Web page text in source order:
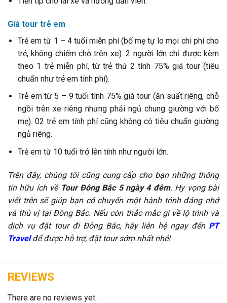
Giá tour trẻ em
Trẻ em từ 1 – 4 tuổi miễn phí (bố mẹ tự lo mọi chi phí cho
trẻ, không chiếm chỗ trên xe). 2 người lớn chỉ được kèm
theo 1 trẻ miễn phí, từ trẻ thứ 2 tính 75% giá tour (tiêu
chuẩn như trẻ em tính phí).
Trẻ em từ 5 – 9 tuổi tính 75% giá tour (ăn suất riêng, chỗ
ngồi trên xe riêng nhưng phải ngủ chung giường với bố
mẹ). 02 trẻ em tính phí cũng không có tiêu chuẩn giường
ngủ riêng.
Trẻ em từ 10 tuổi trở lên tính như người lớn.
Trên đây, chúng tôi cũng cung cấp cho bạn những thông
tin hữu ích về Tour Đông Bắc 5 ngày 4 đêm. Hy vọng bài
viết trên sẽ giúp bạn có chuyến một hành trình đáng nhớ
và thú vị tại Đông Bắc. Nếu còn thắc mắc gì về lộ trình và
dịch vụ đặt tour đi Đông Bắc, hãy liên hệ ngay đến PT
Travelđể được hỗ trợ, đặt tour sớm nhất nhé!
REVIEWS
There are no reviews yet.